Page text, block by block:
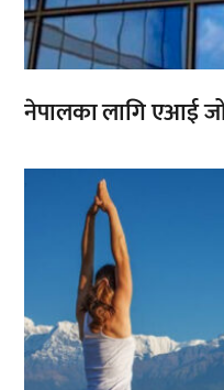
नेपालका लागि एआई